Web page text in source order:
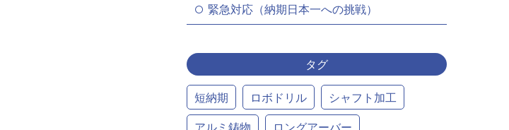
緊急対応（納期日本一への挑戦）
タグ
短納期 ロボドリル
シャフト加工